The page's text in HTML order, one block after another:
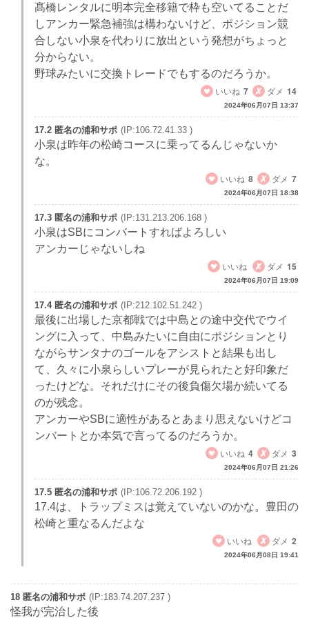
髙橋レンタルに明本完全移籍で枠も空いてることだ
しアンカー緊急補強は構わないけど、ポジション競
合しない小泉を代わりに放出という発想がちょっと
分からない。
野球みたいに交換トレードでもするのだろうか。
いいね 7 ダメ 14
2024年06月07日 13:37
17.2 匿名の浦和サポ (IP:106.72.41.33 )
小泉は昨年の松崎コースに乗ってるんじゃないか
な。
いいね 8 ダメ 7
2024年06月07日 18:38
17.3 匿名の浦和サポ (IP:131.213.206.168 )
小泉はSBにコンバートすればよろしい
アンカーじゃないしね
いいね
ダメ 15
2024年06月07日 19:09
17.4 匿名の浦和サポ (IP:212.102.51.242 )
最後に出場した京都戦では中島との途中交代でウイ
ングに入って、中島みたいに自由にポジションとり
ながらサンタナのゴールをアシストと結果も出し
て、久々に小泉らしいプレーが見られたと好印象だ
ったけどな。それだけにその後負傷欠場か続いてる
のが残念。
アンカーやSBに適性があるとあまり思えないけどコ
ンバートとか本気で言ってるのだろうか。
いいね 4 ダメ 3
2024年06月07日 21:26
17.5 匿名の浦和サポ (IP:106.72.206.192 )
17.4は、トラップミスは覚えていないのかな。豊田の
松崎と重なるんだよな
いいね
ダメ 2
2024年06月08日 19:41
18 匿名の浦和サポ (IP:183.74.207.237 )
怪我が完治した後